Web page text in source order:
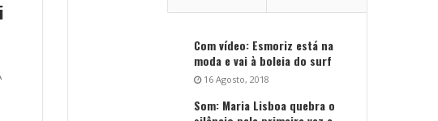
Com vídeo: Esmoriz está na
moda e vai à boleia do surf
16 Agosto, 2018
Som: Maria Lisboa quebra o